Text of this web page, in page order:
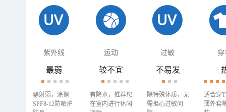
紫外线 运动 过敏 穿
最弱
辐射弱，涂擦
SPF8-12防晒护
较不宜
有降水，推荐您
在室内进行休闲
不易发
除特殊体质，无
需担心过敏问
适合穿
薄外套